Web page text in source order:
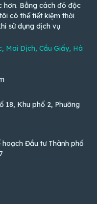
hơn. Bằng cách đó độc
có thể tiết kiệm thời
sử dụng dịch vụ
Mai Dịch, Cầu Giấy, Hà
18, Khu phố 2, Phường
Đầu tư Thành phố